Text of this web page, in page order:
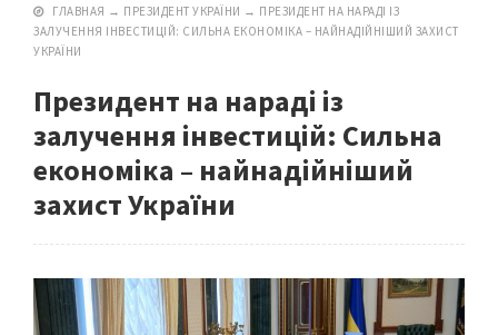
ГЛАВНАЯ → ПРЕЗИДЕНТ УКРАЇНИ → ПРЕЗИДЕНТ НА НАРАДІ ІЗ
ЗАЛУЧЕННЯ ІНВЕСТИЦІЙ: СИЛЬНА ЕКОНОМІКА – НАЙНАДІЙНІШИЙ ЗАХИСТ
УКРАЇНИ
Президент на нараді із
залучення інвестицій: Сильна
економіка – найнадійніший
захист України